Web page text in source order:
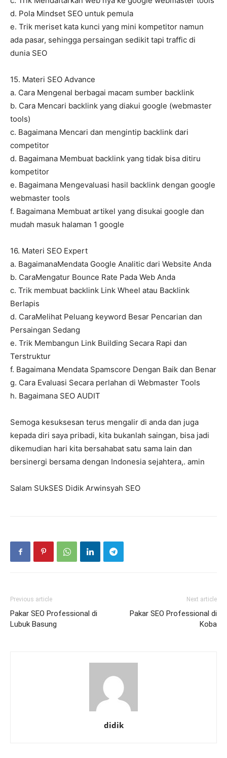
d. Pola Mindset SEO untuk pemula
e. Trik meriset kata kunci yang mini kompetitor namun
ada pasar, sehingga persaingan sedikit tapi traffic di
dunia SEO
15. Materi SEO Advance
a. Cara Mengenal berbagai macam sumber backlink
b. Cara Mencari backlink yang diakui google (webmaster
tools)
c. Bagaimana Mencari dan mengintip backlink dari
competitor
d. Bagaimana Membuat backlink yang tidak bisa ditiru
kompetitor
e. Bagaimana Mengevaluasi hasil backlink dengan google
webmaster tools
f. Bagaimana Membuat artikel yang disukai google dan
mudah masuk halaman 1 google
16. Materi SEO Expert
a. BagaimanaMendata Google Analitic dari Website Anda
b. CaraMengatur Bounce Rate Pada Web Anda
c. Trik membuat backlink Link Wheel atau Backlink
Berlapis
d. CaraMelihat Peluang keyword Besar Pencarian dan
Persaingan Sedang
e. Trik Membangun Link Building Secara Rapi dan
Terstruktur
f. Bagaimana Mendata Spamscore Dengan Baik dan Benar
g. Cara Evaluasi Secara perlahan di Webmaster Tools
h. Bagaimana SEO AUDIT
Semoga kesuksesan terus mengalir di anda dan juga
kepada diri saya pribadi, kita bukanlah saingan, bisa jadi
dikemudian hari kita bersahabat satu sama lain dan
bersinergi bersama dengan Indonesia sejahtera,. amin
Salam SUkSES Didik Arwinsyah SEO
Previous article
Pakar SEO Professional di
Lubuk Basung
Next article
Pakar SEO Professional di
Koba
didik